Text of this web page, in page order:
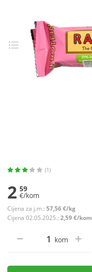
(1)
2 59
€/kom
Cijena za j.m.: 57,56 €/kg
Cijena 02.05.2025.: 2,59 €/kom
kom